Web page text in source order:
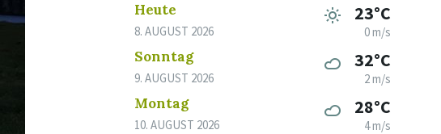
Heute
8. AUGUST 2026
23°C
0 m/s
Sonntag
9. AUGUST 2026
32°C
2 m/s
Montag
10. AUGUST 2026
28°C
4 m/s